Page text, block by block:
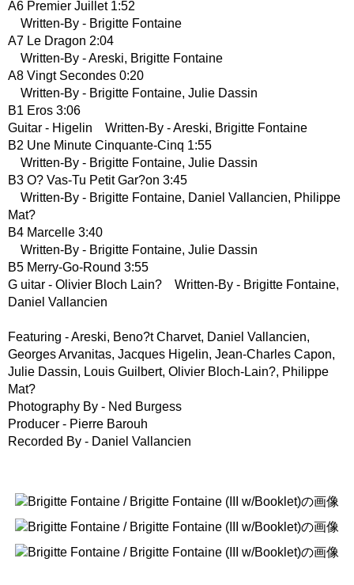
A6 Premier Juillet 1:52
Written-By - Brigitte Fontaine
A7 Le Dragon 2:04
Written-By - Areski, Brigitte Fontaine
A8 Vingt Secondes 0:20
Written-By - Brigitte Fontaine, Julie Dassin
B1 Eros 3:06
Guitar - Higelin Written-By - Areski, Brigitte Fontaine
B2 Une Minute Cinquante-Cinq 1:55
Written-By - Brigitte Fontaine, Julie Dassin
B3 O? Vas-Tu Petit Gar?on 3:45
Written-By - Brigitte Fontaine, Daniel Vallancien, Philippe
Mat?
B4 Marcelle 3:40
Written-By - Brigitte Fontaine, Julie Dassin
B5 Merry-Go-Round 3:55
G uitar - Olivier Bloch Lain? Written-By - Brigitte Fontaine,
Daniel Vallancien
Featuring - Areski, Beno?t Charvet, Daniel Vallancien,
Georges Arvanitas, Jacques Higelin, Jean-Charles Capon,
Julie Dassin, Louis Guilbert, Olivier Bloch-Lain?, Philippe
Mat?
Photography By - Ned Burgess
Producer - Pierre Barouh
Recorded By - Daniel Vallancien